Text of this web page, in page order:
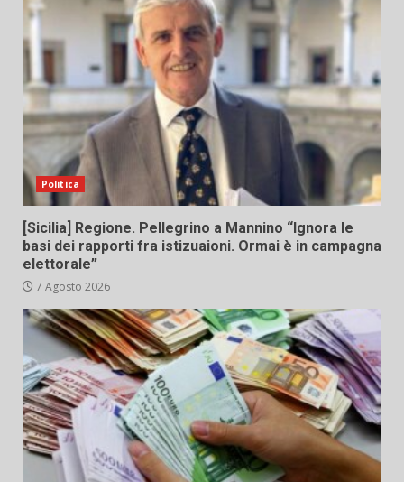
Politica
[Sicilia] Regione. Pellegrino a Mannino “Ignora le
basi dei rapporti fra istizuaioni. Ormai è in campagna
elettorale”
7 Agosto 2026